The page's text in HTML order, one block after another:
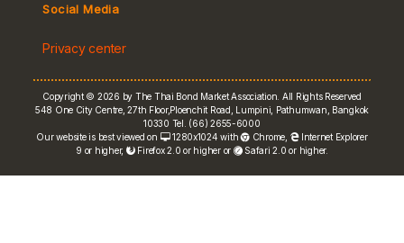
e-bookbuilding
FRN Rate
Bond Price
Social Media
Privacy center
Copyright © 2026 by The Thai Bond Market Association. All Rights Reserved
548 One City Centre, 27th Floor,Ploenchit Road, Lumpini, Pathumwan, Bangkok
10330 Tel. (66) 2655-6000
Our website is best viewed on
1280x1024 with Chrome
Internet Explorer
9 or higher,
Firefox 2.0 or higher or Safari 2.0 or higher.